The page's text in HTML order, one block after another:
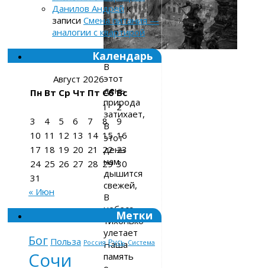
В
этот
день
природа
затихает,
В
этот
день
нам
дышится
свежей,
В
небеса
тихонько
улетает
Наша
память
Данилов Андрейк
записи Смена питания —
аналогии с квартирой
Календарь
Август 2026
Пн Вт Ср Чт Пт Сб Вс
1
2
3
4 5 6 7 8
9
10 11 12 13 14 15 16
17 18 19 20 21 22 23
24 25 26 27 28 29 30
31
« Июн
Метки
Бог Польза Россия Русь Система
Сочи